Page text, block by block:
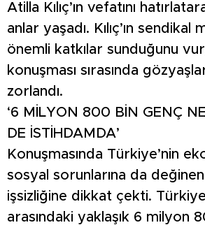
Atilla Kılıç’ın vefatını
anlar yaşadı. Kılıç’ın sendikal
önemli katkılar sunduğunu
konuşması sırasında
zorlandı.
‘6 MİLYON 800 BİN GENÇ
DE İSTİHDAMDA’
Konuşmasında Türkiye’nin
sosyal sorunlarına da
işsizliğine dikkat çekti.
arasındaki yaklaşık 6 milyon